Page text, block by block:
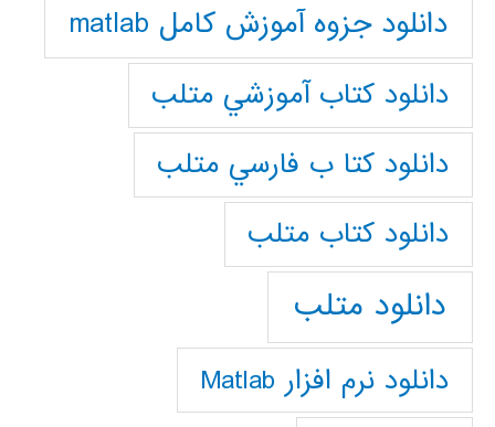
دانلود جزوه آموزش کامل matlab
دانلود كتاب آموزشي متلب
دانلود كتا ب فارسي متلب
دانلود كتاب متلب
دانلود متلب
دانلود نرم افزار Matlab